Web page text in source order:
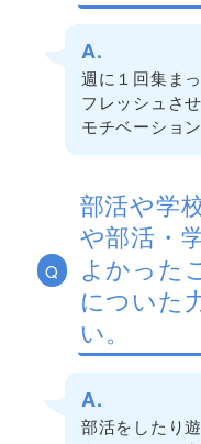
A.
週に１回集ま
フレッシュさ
モチベーショ
Q
部活や学
や部活・
よかった
についた
い。
A.
部活をしたり